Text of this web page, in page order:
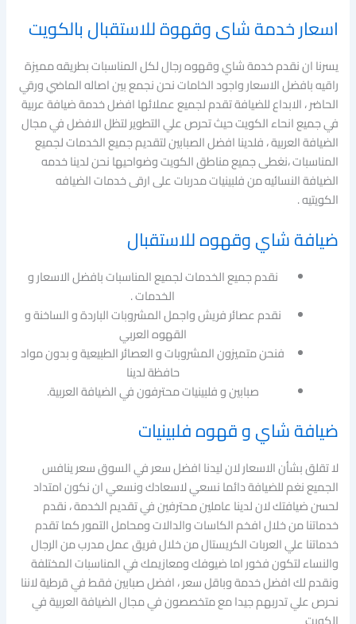
اسعار خدمة شاى وقهوة للاستقبال بالكويت
يسرنا ان نقدم خدمة شاي وقهوه رجال لكل المناسبات بطريقه مميزة
راقيه بافضل الاسعار واجود الخامات نحن نجمع بين اصاله الماضي ورقي
الحاضر ، الابداع للضيافة تقدم لجميع عملائها افضل خدمة ضيافة عربية
في جميع انحاء الكويت حيث تحرص علي التطوير لتظل الافضل في مجال
الضيافة العربية ، فلدينا افضل الصبابين لتقديم جميع الخدمات لجميع
المناسبات ،نغطى جميع مناطق الكويت وضواحيها نحن لدينا خدمه
الضيافة النسائيه من فلبينيات مدربات على ارقى خدمات الضيافه
الكويتيه .
ضيافة شاي وقهوه للاستقبال
نقدم جميع الخدمات لجميع المناسبات بافضل الاسعار و
الخدمات .
نقدم عصائر فريش واجمل المشروبات الباردة و الساخنة و
القهوه العربي
فنحن متميزون المشروبات و العصائر الطبيعية و بدون مواد
حافظة لدينا
صبابين و فلبينيات محترفون في الضيافة العربية.
ضيافة شاي و قهوه فلبينيات
لا تقلق بشأن الاسعار لان ليدنا افضل سعر في السوق سعر ينافس
الجميع نغم للضيافة دائما نسعي لاسعادك ونسعي ان نكون امتداد
لحسن ضيافتك لان لدينا عاملين محترفين في تقديم الخدمة ، نقدم
خدماتنا من خلال افخم الكاسات والدالات ومحامل التمور كما تقدم
خدماتنا علي العربات الكريستال من خلال فريق عمل مدرب من الرجال
والنساء لتكون فخور اما ضيوفك ومعازيمك في المناسبات المختلفة
ونقدم لك افضل خدمة وباقل سعر ، افضل صبابين فقط في قرطية لاننا
نحرص علي تدربهم جيدا مع متخصصون في مجال الضيافة العربية في